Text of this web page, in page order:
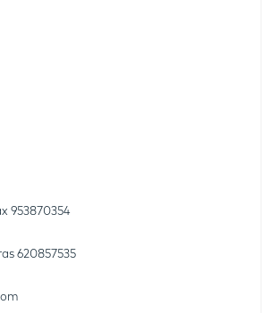
953870354
620857535